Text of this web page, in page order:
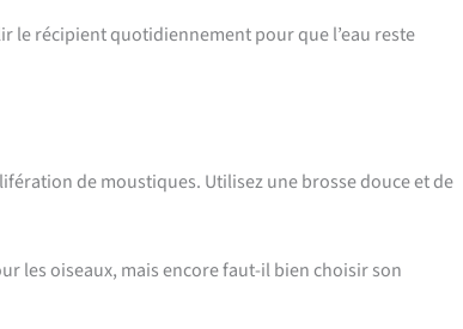
le récipient quotidiennement pour que l’eau reste
de moustiques. Utilisez une brosse douce et de
les oiseaux, mais encore faut-il bien choisir son